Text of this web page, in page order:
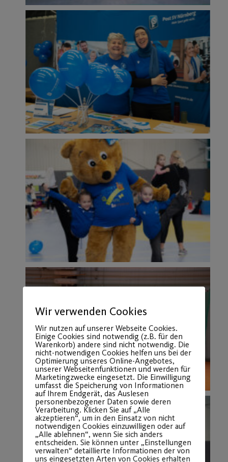
Wir verwenden Cookies
Wir nutzen auf unserer Webseite Cookies.
Einige Cookies sind notwendig (z.B. für den
Warenkorb) andere sind nicht notwendig. Die
nicht-notwendigen Cookies helfen uns bei der
Optimierung unseres Online-Angebotes,
unserer Webseitenfunktionen und werden für
Marketingzwecke eingesetzt. Die Einwilligung
umfasst die Speicherung von Informationen
auf Ihrem Endgerät, das Auslesen
personenbezogener Daten sowie deren
Verarbeitung. Klicken Sie auf „Alle
akzeptieren“, um in den Einsatz von nicht
notwendigen Cookies einzuwilligen oder auf
„Alle ablehnen“, wenn Sie sich anders
entscheiden. Sie können unter „Einstellungen
verwalten“ detaillierte Informationen der von
uns eingesetzten Arten von Cookies erhalten